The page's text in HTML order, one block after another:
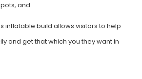
and
inflatable build allows visitors to help
and get that which you they want in